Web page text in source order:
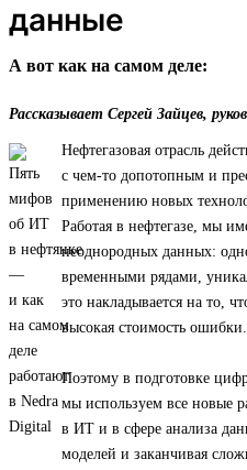
данные
А вот как на самом деле:
Рассказывает Сергей Зайцев,
Нефтегазовая отрасль
с чем-то допотопным и
применению новых
Работая в нефтегазе, мы
неоднородных данных:
временными рядами,
это накладывается на то,
высокая стоимость ошибки.
Поэтому в подготовке
мы используем все новые
в ИТ и в сфере анализа
моделей и заканчивая